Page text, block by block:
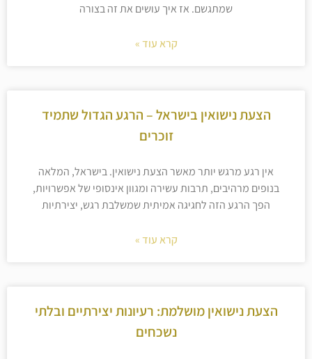
שמתגשם. אז איך עושים את זה בצורה
קרא עוד »
הצעת נישואין בישראל – הרגע הגדול שתמיד
זוכרים
אין רגע מרגש יותר מאשר הצעת נישואין. בישראל, המלאה
בנופים מרהיבים, תרבות עשירה ומגוון אינסופי של אפשרויות,
הפך הרגע הזה לחגיגה אמיתית שמשלבת רגש, יצירתיות
קרא עוד »
הצעת נישואין מושלמת: רעיונות יצירתיים ובלתי
נשכחים